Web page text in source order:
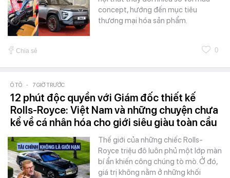
concept, hướng đến mục tiêu
thương mại hóa sản phẩm.
Chia sẻ 0
Ô TÔ - 7 GIỜ TRƯỚC
12 phút độc quyền với Giám đốc thiết kế
Rolls-Royce: Việt Nam và những chuyện chưa
kể về cá nhân hóa cho giới siêu giàu toàn cầu
Thế giới của những chiếc Rolls-
Royce triệu đô luôn phủ một lớp màn
bí ẩn khiến công chúng tò mò. Ở đó,
giá trị không nằm ở những khối